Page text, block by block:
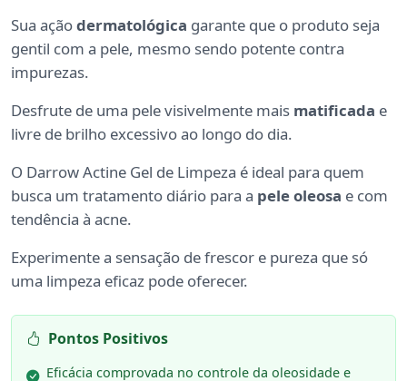
Sua açãodermatológica garante que o produto seja
gentil com a pele, mesmo sendo potente contra
impurezas.
Desfrute de uma pele visivelmente mais matificada e
livre de brilho excessivo ao longo do dia.
O Darrow Actine Gel de Limpeza é ideal para quem
busca um tratamento diário para a pele oleosa e com
tendência à acne.
Experimente a sensação de frescor e pureza que só
uma limpeza eficaz pode oferecer.
Pontos Positivos
Eficácia comprovada no controle da oleosidade e